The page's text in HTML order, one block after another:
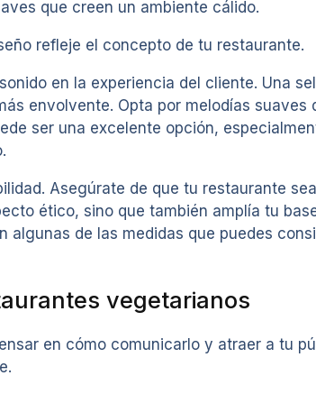
que creen un ambiente cálido.
refleje el concepto de tu restaurante.
en la experiencia del cliente. Una
envolvente. Opta por melodías
ser una excelente opción,
Asegúrate de que tu restaurante
ético, sino que también amplía tu
algunas de las medidas que puedes
vegetarianos
en cómo comunicarlo y atraer a tu